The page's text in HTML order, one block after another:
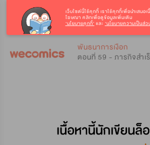
พันธนาการเงือก
ตอนที่ 59 - ภารกิจสำเ
เว็บไซต์นี้ใช้คุกกี้ เราใช้คุกกี้เพื่อนำเสนอเ
โฆษณา คลิกเพื่อดูข้อมูลเพิ่มเติม
‘นโยบายคุกกี้’ และ ‘นโยบายความเป็นส่ว